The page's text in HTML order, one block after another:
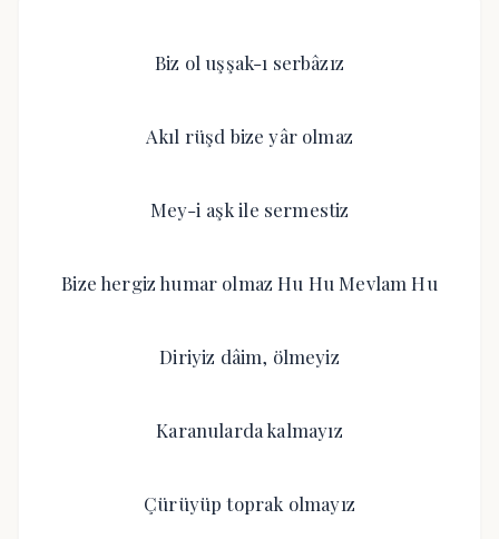
Biz ol uşşak-ı serbâzız
Akıl rüşd bize yâr olmaz
Mey-i aşk ile sermestiz
Bize hergiz humar olmaz Hu Hu Mevlam Hu
Diriyiz dâim, ölmeyiz
Karanularda kalmayız
Çürüyüp toprak olmayız